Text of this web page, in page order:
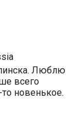
Люблю
всего
новенькое.